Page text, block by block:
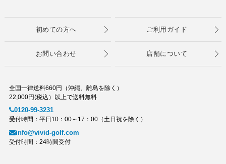
初めての方へ ご利用ガイド
お問い合わせ 店舗について
全国一律送料660円（沖縄、離島を除く）
22,000円(税込）以上で送料無料
0120-99-3231
受付時間：平日10：00～17：00（土日祝を除く）
info@vivid-golf.com
受付時間：24時間受付